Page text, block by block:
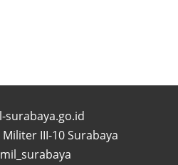
surabaya.go.id
III-10 Surabaya